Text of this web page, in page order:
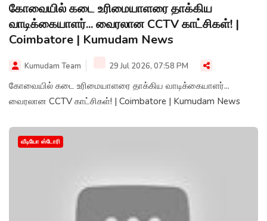
கோவையில் கடை உரிமையாளரை தாக்கிய
வாடிக்கையாளர்... வைரலான CCTV காட்சிகள்! |
Coimbatore | Kumudam News
Kumudam Team 29 Jul 2026, 07:58 PM
கோவையில் கடை உரிமையாளரை தாக்கிய வாடிக்கையாளர்...
வைரலான CCTV காட்சிகள்! | Coimbatore | Kumudam News
வீடியோ ஸ்டோரி